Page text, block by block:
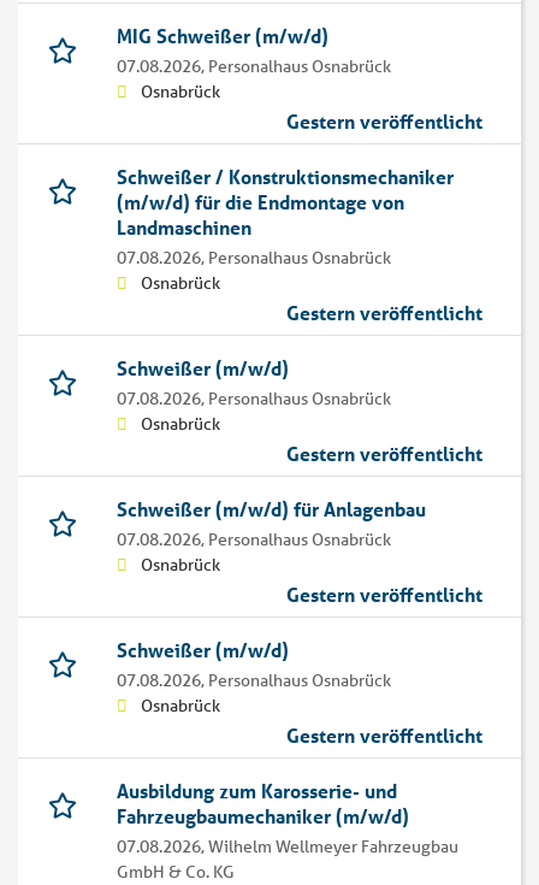
MIG Schweißer (m/w/d)
07.08.2026, Personalhaus Osnabrück
Osnabrück
Gestern veröffentlicht
Schweißer / Konstruktionsmechaniker
(m/w/d) für die Endmontage von
Landmaschinen
07.08.2026, Personalhaus Osnabrück
Osnabrück
Gestern veröffentlicht
Schweißer (m/w/d)
07.08.2026, Personalhaus Osnabrück
Osnabrück
Gestern veröffentlicht
Schweißer (m/w/d) für Anlagenbau
07.08.2026, Personalhaus Osnabrück
Osnabrück
Gestern veröffentlicht
Schweißer (m/w/d)
07.08.2026, Personalhaus Osnabrück
Osnabrück
Gestern veröffentlicht
Ausbildung zum Karosserie- und
Fahrzeugbaumechaniker (m/w/d)
07.08.2026,Wilhelm Wellmeyer Fahrzeugbau
GmbH & Co. KG